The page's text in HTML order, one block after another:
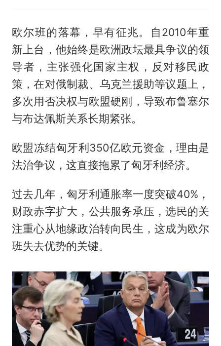
欧尔班的落幕，早有征兆。自2010年重
新上台，他始终是欧洲政坛最具争议的领
导者，主张强化国家主权，反对移民政
策，在对俄制裁、乌克兰援助等议题上，
多次用否决权与欧盟硬刚，导致布鲁塞尔
与布达佩斯关系长期紧张。
欧盟冻结匈牙利350亿欧元资金，理由是
法治争议，这直接拖累了匈牙利经济。
过去几年，匈牙利通胀率一度突破40%，
财政赤字扩大，公共服务承压，选民的关
注重心从地缘政治转向民生，这成为欧尔
班失去优势的关键。